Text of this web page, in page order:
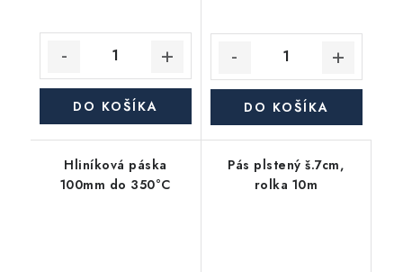
DO KOŠÍKA DO KOŠÍKA
Hliníková páska
100mm do 350°C
Pás plstený š.7cm,
rolka 10m